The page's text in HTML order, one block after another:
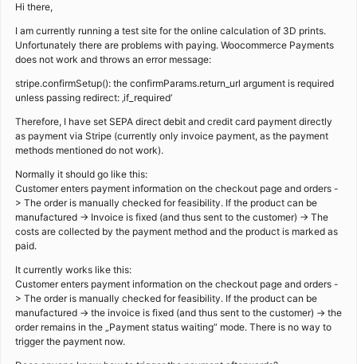
Hi there,
I am currently running a test site for the online calculation of 3D prints.
Unfortunately there are problems with paying. Woocommerce Payments
does not work and throws an error message:
stripe.confirmSetup(): the confirmParams.return_url argument is required
unless passing redirect: ‚if_required‘
Therefore, I have set SEPA direct debit and credit card payment directly
as payment via Stripe (currently only invoice payment, as the payment
methods mentioned do not work).
Normally it should go like this:
Customer enters payment information on the checkout page and orders -
> The order is manually checked for feasibility. If the product can be
manufactured -> Invoice is fixed (and thus sent to the customer) -> The
costs are collected by the payment method and the product is marked as
paid.
It currently works like this:
Customer enters payment information on the checkout page and orders -
> The order is manually checked for feasibility. If the product can be
manufactured -> the invoice is fixed (and thus sent to the customer) -> the
order remains in the „Payment status waiting“ mode. There is no way to
trigger the payment now.